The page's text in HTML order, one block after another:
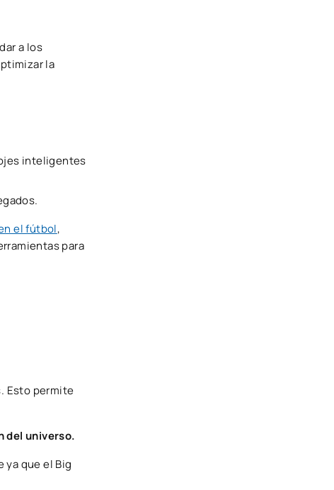
a los
la
inteligentes
el fútbol,
para
Esto permite
del universo.
que el Big